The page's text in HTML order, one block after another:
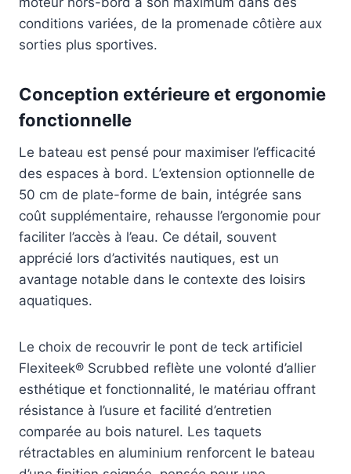
conditions variées, de la promenade côtière aux
sorties plus sportives.
Conception extérieure et ergonomie
fonctionnelle
Le bateau est pensé pour maximiser l’efficacité
des espaces à bord. L’extension optionnelle de
50 cm de plate-forme de bain, intégrée sans
coût supplémentaire, rehausse l’ergonomie pour
faciliter l’accès à l’eau. Ce détail, souvent
apprécié lors d’activités nautiques, est un
avantage notable dans le contexte des loisirs
aquatiques.
Le choix de recouvrir le pont de teck artificiel
Flexiteek® Scrubbed reflète une volonté d’allier
esthétique et fonctionnalité, le matériau offrant
résistance à l’usure et facilité d’entretien
comparée au bois naturel. Les taquets
rétractables en aluminium renforcent le bateau